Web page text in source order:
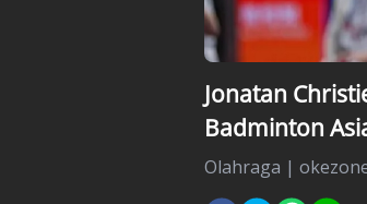
Jonatan
Badminton
Olahraga |